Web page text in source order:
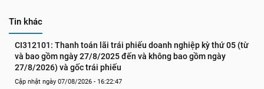
Tin khác
CI312101: Thanh toán lãi trái phiếu doanh nghiệp kỳ thứ 05 (từ
và bao gồm ngày 27/8/2025 đến và không bao gồm ngày
27/8/2026) và gốc trái phiếu
Cập nhật ngày 07/08/2026 - 16:22:47